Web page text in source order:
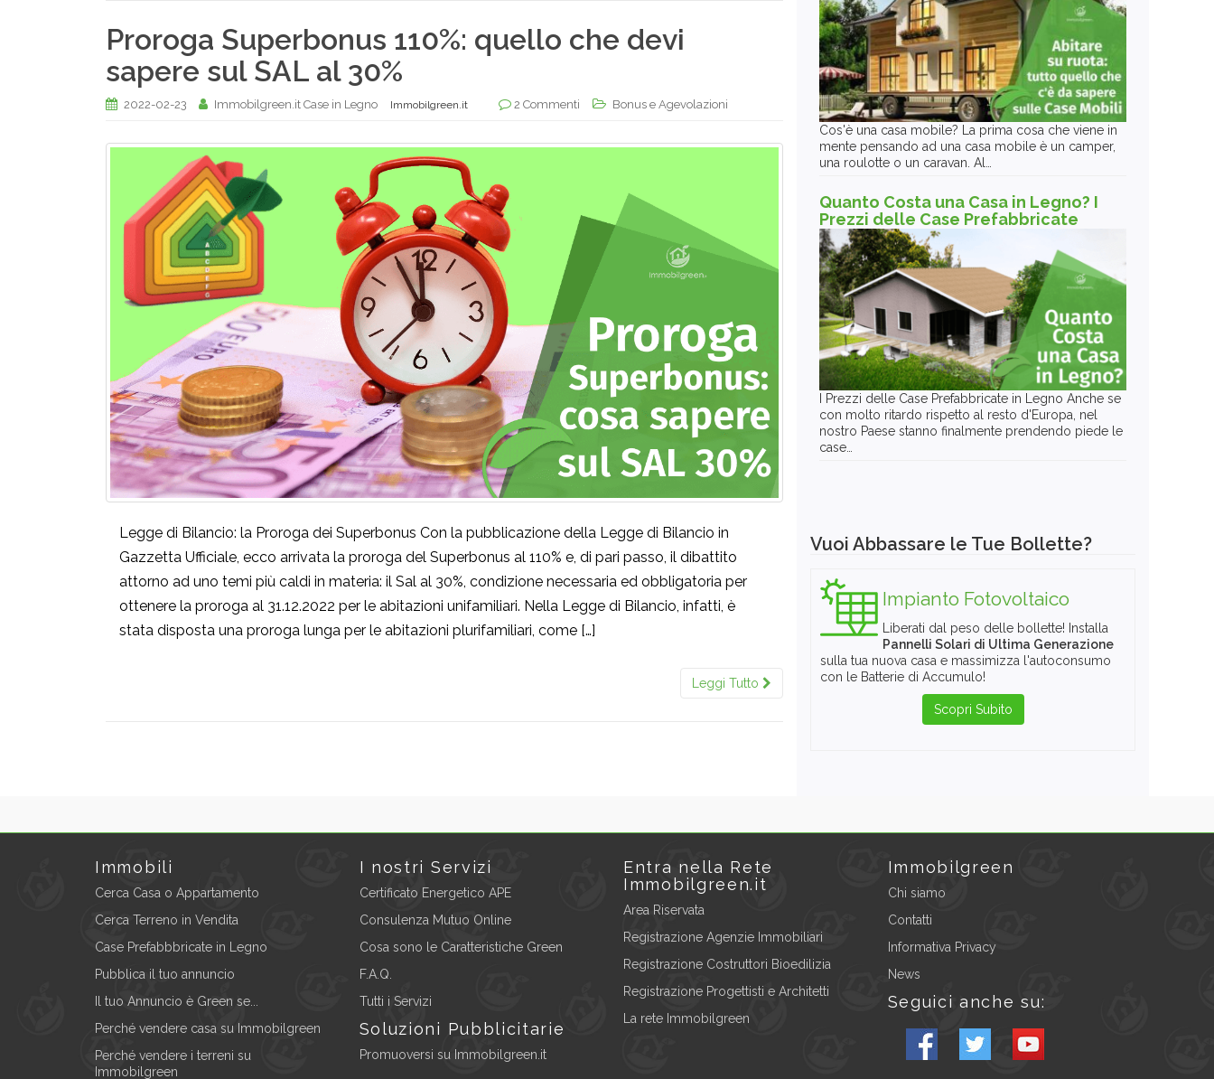
Proroga Superbonus 110%: quello che devi
sapere sul SAL al 30%
2022-02-23 Immobilgreen.it Case in Legno Immobilgreen.it 2 Commenti Bonus e Agevolazioni
Legge di Bilancio: la Proroga dei Superbonus Con la pubblicazione della Legge di Bilancio in
Gazzetta Ufficiale, ecco arrivata la proroga del Superbonus al 110% e, di pari passo, il dibattito
attorno ad uno temi più caldi in materia: il Sal al 30%, condizione necessaria ed obbligatoria per
ottenere la proroga al 31.12.2022 per le abitazioni unifamiliari. Nella Legge di Bilancio, infatti, è
stata disposta una proroga lunga per le abitazioni plurifamiliari, come […]
Leggi Tutto
Cos'è una casa mobile? La prima cosa che viene in
mente pensando ad una casa mobile è un camper,
una roulotte o un caravan. Al…
Quanto Costa una Casa in Legno? I
Prezzi delle Case Prefabbricate
I Prezzi delle Case Prefabbricate in Legno Anche se
con molto ritardo rispetto al resto d'Europa, nel
nostro Paese stanno finalmente prendendo piede le
case…
Vuoi Abbassare le Tue Bollette?
Impianto Fotovoltaico
Liberati dal peso delle bollette! Installa
Pannelli Solari di Ultima Generazione
sulla tua nuova casa e massimizza l'autoconsumo
con le Batterie di Accumulo!
Scopri Subito
Immobili
Cerca Casa o Appartamento
Cerca Terreno in Vendita
Case Prefabbbricate in Legno
Pubblica il tuo annuncio
Il tuo Annuncio è Green se...
Perché vendere casa su Immobilgreen
Perché vendere i terreni su
Immobilgreen
I nostri Servizi
Certificato Energetico APE
Consulenza Mutuo Online
Cosa sono le Caratteristiche Green
F.A.Q.
Tutti i Servizi
Soluzioni Pubblicitarie
Promuoversi su Immobilgreen.it
Entra nella Rete
Immobilgreen.it
Area Riservata
Registrazione Agenzie Immobiliari
Registrazione Costruttori Bioedilizia
Registrazione Progettisti e Architetti
La rete Immobilgreen
Immobilgreen
Chi siamo
Contatti
Informativa Privacy
News
Seguici anche su: